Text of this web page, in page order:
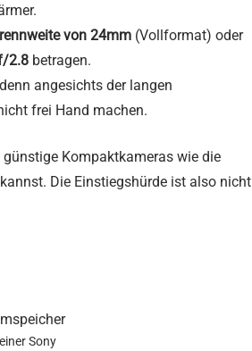
von 24mm (Vollformat) oder
2.8 betragen.
angesichts der langen
frei Hand machen.
Kompaktkameras wie die
Die Einstiegshürde ist also nicht
Sony